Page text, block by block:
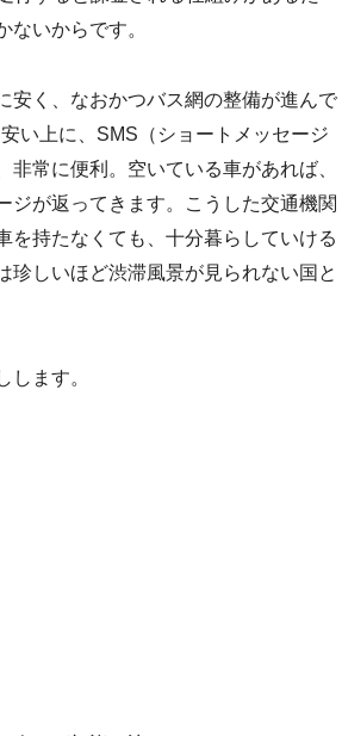
いからです。
安く、なおかつバス網の整備が進んで
い上に、SMS（ショートメッセージ
常に便利。空いている車があれば、
ジが返ってきます。こうした交通機関
を持たなくても、十分暮らしていける
珍しいほど渋滞風景が見られない国と
ます。